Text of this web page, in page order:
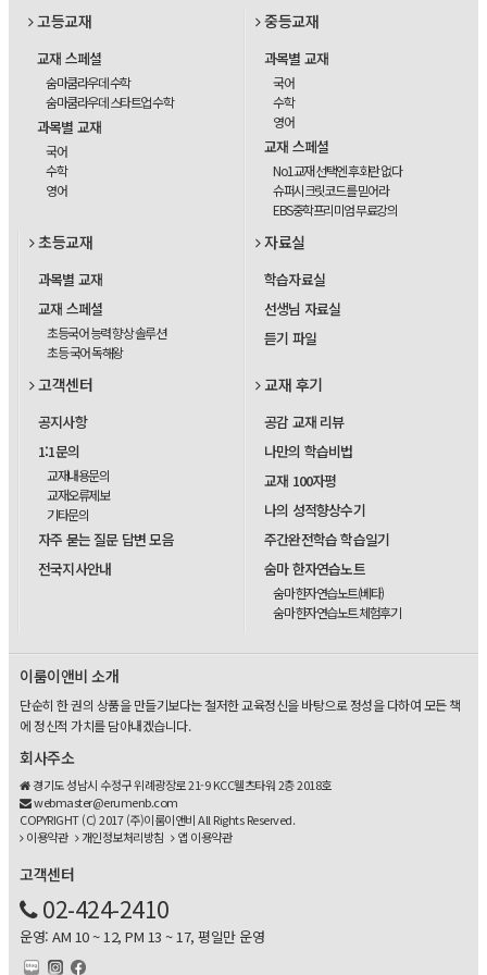
고등교재
교재 스페셜
숨마쿰라우데 수학
숨마쿰라우데 스타트업 수학
과목별 교재
국어
수학
영어
중등교재
과목별 교재
국어
수학
영어
교재 스페셜
No1교재 선택엔 후회란 없다
슈퍼시크릿코드를 믿어라
EBS중학프리미엄 무료강의
초등교재
과목별 교재
교재 스페셜
초등국어 능력 향상 솔루션
초등 국어 독해왕
자료실
학습자료실
선생님 자료실
듣기 파일
고객센터
공지사항
1:1문의
교재내용문의
교재오류제보
기타문의
자주 묻는 질문 답변 모음
전국지사안내
교재 후기
공감 교재 리뷰
나만의 학습비법
교재 100자평
나의 성적향상수기
주간완전학습 학습일기
숨마 한자연습노트
숨마 한자연습노트(베타)
숨마 한자연습노트 체험후기
이룸이앤비 소개
단순히 한 권의 상품을 만들기보다는 철저한 교육정신을 바탕으로 정성을 다하여 모든 책
에 정신적 가치를 담아내겠습니다.
회사주소
경기도 성남시 수정구 위례광장로 21-9 KCC웰츠타워 2층 2018호
webmaster@erumenb.com
COPYRIGHT (C) 2017 (주)이룸이앤비 All Rights Reserved.
이용약관
개인정보처리방침 앱 이용약관
고객센터
02-424-2410
운영: AM 10 ~ 12, PM 13 ~ 17, 평일만 운영